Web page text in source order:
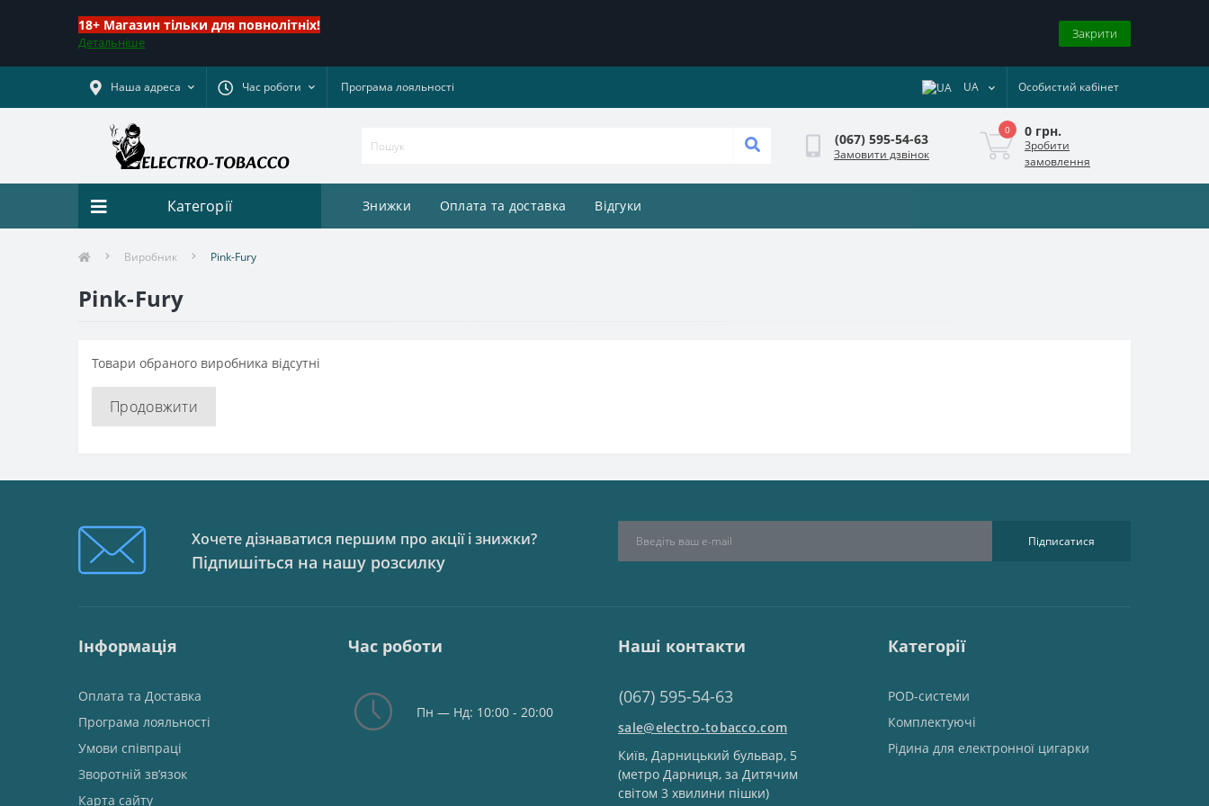
18+ Магазин тільки для повнолітніх!
Детальніше
Закрити
Наша адреса Час роботи Програма лояльності UA Особистий кабінет
(067) 595-54-63
Замовити дзвінок
0 0 грн.
Зробити
замовлення
Категорії Знижки Оплата та доставка Відгуки
Виробник Pink-Fury
Pink-Fury
Товари обраного виробника відсутні
Продовжити
Хочете дізнаватися першим про акції і знижки?
Підпишіться на нашу розсилку
Підписатися
Інформація
Оплата та Доставка
Програма лояльності
Умови співпраці
Зворотній зв’язок
Карта сайту
Час роботи
Пн — Нд: 10:00 - 20:00
Наші контакти
(067) 595-54-63
sale@electro-tobacco.com
Київ, Дарницький бульвар, 5
(метро Дарниця, за Дитячим
світом 3 хвилини пішки)
Категорії
POD-системи
Комплектуючі
Рідина для електронної цигарки